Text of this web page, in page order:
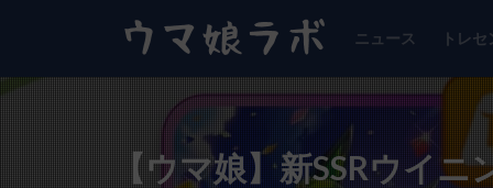
ニュース トレ
【ウマ娘】新SSRウイ